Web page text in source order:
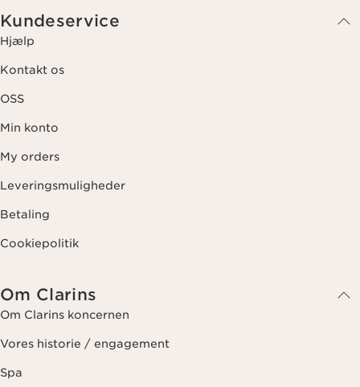
Kundeservice
Hjælp
Kontakt os
OSS
Min konto
My orders
Leveringsmuligheder
Betaling
Cookiepolitik
Om Clarins
Om Clarins koncernen
Vores historie / engagement
Spa